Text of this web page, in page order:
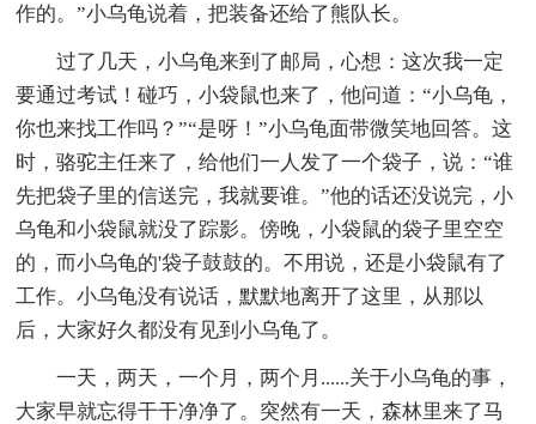
作的。”小乌龟说着，把装备还给了熊队长。
过了几天，小乌龟来到了邮局，心想：这次我一定
要通过考试！碰巧，小袋鼠也来了，他问道：“小乌龟，
你也来找工作吗？”“是呀！”小乌龟面带微笑地回答。这
时，骆驼主任来了，给他们一人发了一个袋子，说：“谁
先把袋子里的信送完，我就要谁。”他的话还没说完，小
乌龟和小袋鼠就没了踪影。傍晚，小袋鼠的袋子里空空
的，而小乌龟的'袋子鼓鼓的。不用说，还是小袋鼠有了
工作。小乌龟没有说话，默默地离开了这里，从那以
后，大家好久都没有见到小乌龟了。
一天，两天，一个月，两个月......关于小乌龟的事，
大家早就忘得干干净净了。突然有一天，森林里来了马